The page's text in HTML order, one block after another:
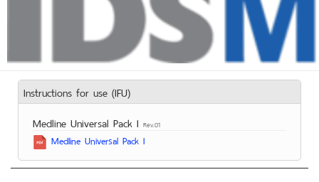
Instructions for use (IFU)
Medline Universal Pack I Rev.01
Medline Universal Pack I